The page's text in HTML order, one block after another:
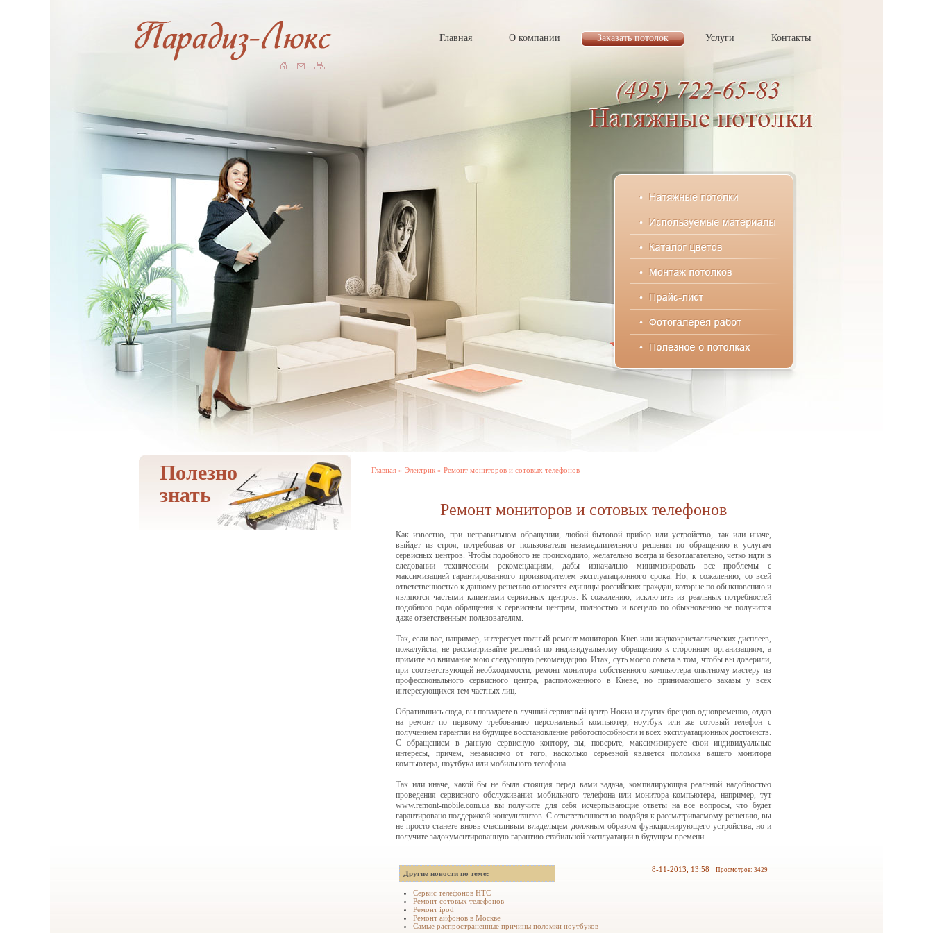
Главная О компании Заказать потолок Услуги Контакты
Полезно
знать
Главная » Электрик » Ремонт мониторов и сотовых телефонов
Ремонт мониторов и сотовых телефонов
Как известно, при неправильном обращении, любой бытовой прибор или устройство, так или иначе,
выйдет из строя, потребовав от пользователя незамедлительного решения по обращению к услугам
сервисных центров. Чтобы подобного не происходило, желательно всегда и безотлагательно, четко идти в
следовании техническим рекомендациям, дабы изначально минимизировать все проблемы с
максимизацией гарантированного производителем эксплуатационного срока. Но, к сожалению, со всей
ответственностью к данному решению относятся единицы российских граждан, которые по обыкновению и
являются частыми клиентами сервисных центров. К сожалению, исключить из реальных потребностей
подобного рода обращения к сервисным центрам, полностью и всецело по обыкновению не получится
даже ответственным пользователям.
Так, если вас, например, интересует полный ремонт мониторов Киев или жидкокристаллических дисплеев,
пожалуйста, не рассматривайте решений по индивидуальному обращению к сторонним организациям, а
примите во внимание мою следующую рекомендацию. Итак, суть моего совета в том, чтобы вы доверили,
при соответствующей необходимости, ремонт монитора собственного компьютера опытному мастеру из
профессионального сервисного центра, расположенного в Киеве, но принимающего заказы у всех
интересующихся тем частных лиц.
Обратившись сюда, вы попадаете в лучший сервисный центр Нокиа и других брендов одновременно, отдав
на ремонт по первому требованию персональный компьютер, ноутбук или же сотовый телефон с
получением гарантии на будущее восстановление работоспособности и всех эксплуатационных достоинств.
С обращением в данную сервисную контору, вы, поверьте, максимизируете свои индивидуальные
интересы, причем, независимо от того, насколько серьезной является поломка вашего монитора
компьютера, ноутбука или мобильного телефона.
Так или иначе, какой бы не была стоящая перед вами задача, компилирующая реальной надобностью
проведения сервисного обслуживания мобильного телефона или монитора компьютера, например, тут
www.remont-mobile.com.ua вы получите для себя исчерпывающие ответы на все вопросы, что будет
гарантировано поддержкой консультантов. С ответственностью подойдя к рассматриваемому решению, вы
не просто станете вновь счастливым владельцем должным образом функционирующего устройства, но и
получите задокументированную гарантию стабильной эксплуатации в будущем времени.
Другие новости по теме: 8-11-2013, 13:58 Просмотров: 3429
Сервис телефонов HTC
Ремонт сотовых телефонов
Ремонт ipod
Ремонт айфонов в Москве
Самые распространенные причины поломки ноутбуков